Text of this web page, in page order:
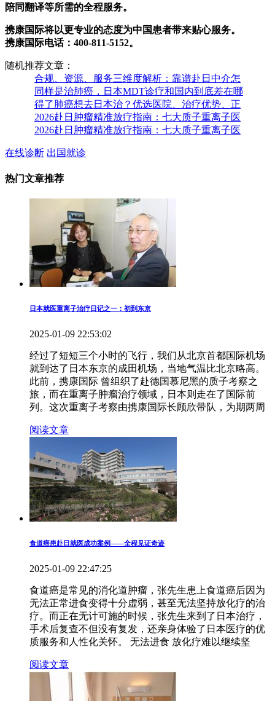
陪同翻译等所需的全程服务。
携康国际将以更专业的态度为中国患者带来贴心服务。
携康国际电话：400-811-5152。
随机推荐文章：
合规、资源、服务三维度解析：靠谱赴日中介怎
同样是治肺癌，日本MDT诊疗和国内到底差在哪
得了肺癌想去日本治？优选医院、治疗优势、正
2026赴日肿瘤精准放疗指南：七大质子重离子医
2026赴日肿瘤精准放疗指南：七大质子重离子医
在线诊断 出国就诊
热门文章推荐
日本就医重离子治疗日记之一：初到东京
2025-01-09 22:53:02
经过了短短三个小时的飞行，我们从北京首都国际机场
就到达了日本东京的成田机场，当地气温比北京略高。
此前，携康国际 曾组织了赴德国慕尼黑的质子考察之
旅，而在重离子肿瘤治疗领域，日本则走在了国际前
列。这次重离子考察由携康国际长顾欣带队，为期两周
阅读文章
食道癌患赴日就医成功案例——全程见证奇迹
2025-01-09 22:47:25
食道癌是常见的消化道肿瘤，张先生患上食道癌后因为
无法正常进食变得十分虚弱，甚至无法坚持放化疗的治
疗。而正在无计可施的时候，张先生来到了日本治疗，
手术后复查不但没有复发，还亲身体验了日本医疗的优
质服务和人性化关怀。 无法进食 放化疗难以继续坚
阅读文章